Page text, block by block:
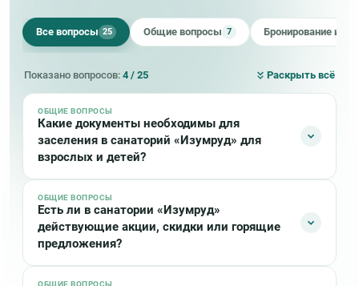
Все вопросы 25 Общие вопросы 7 Бронирование и
Показано вопросов:4 / 25 Раскрыть всё
ОБЩИЕ ВОПРОСЫ
Какие документы необходимы для
заселения в санаторий «Изумруд» для
взрослых и детей?
Взрослым в «Изумруде» при себе для заезда
необходимо иметь:
Паспорт
Страховой медицинский полис
ОБЩИЕ ВОПРОСЫ
Есть ли в санатории «Изумруд»
действующие акции, скидки или горящие
предложения?
ОБЩИЕ ВОПРОСЫ